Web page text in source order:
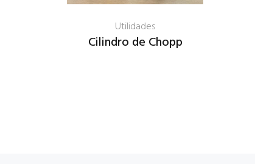
Utilidades
Cilindro de Chopp